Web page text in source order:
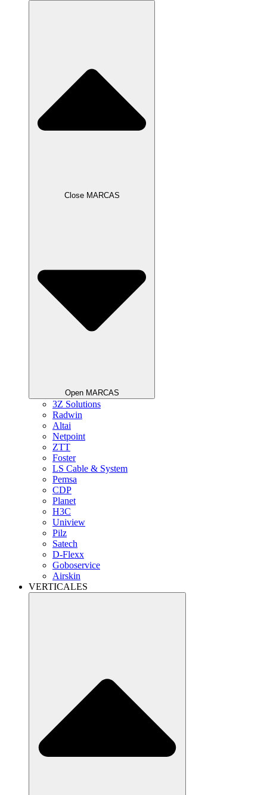
Close MARCAS
Open MARCAS
3Z Solutions
Radwin
Altai
Netpoint
ZTT
Foster
LS Cable & System
Pemsa
CDP
Planet
H3C
Uniview
Pilz
Satech
D-Flexx
Goboservice
Airskin
VERTICALES